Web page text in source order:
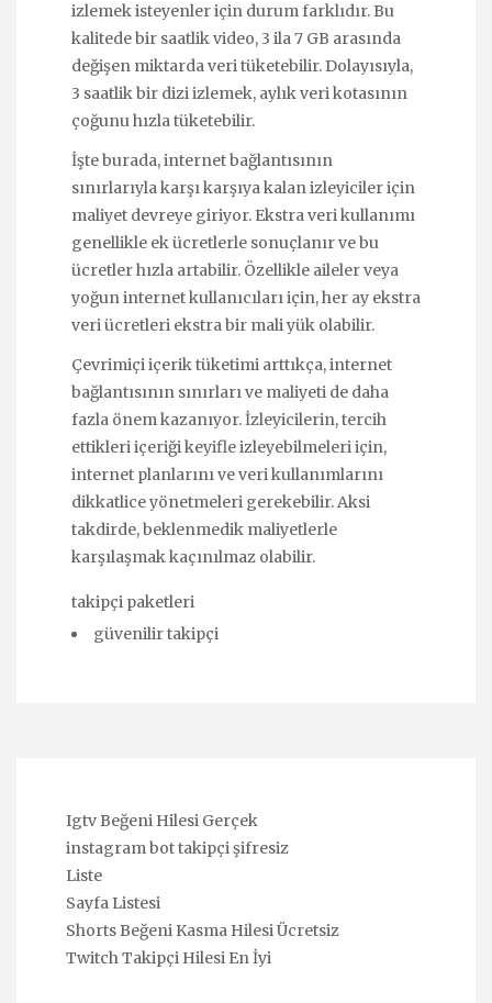
izlemek isteyenler için durum farklıdır. Bu
kalitede bir saatlik video, 3 ila 7 GB arasında
değişen miktarda veri tüketebilir. Dolayısıyla,
3 saatlik bir dizi izlemek, aylık veri kotasının
çoğunu hızla tüketebilir.
İşte burada, internet bağlantısının
sınırlarıyla karşı karşıya kalan izleyiciler için
maliyet devreye giriyor. Ekstra veri kullanımı
genellikle ek ücretlerle sonuçlanır ve bu
ücretler hızla artabilir. Özellikle aileler veya
yoğun internet kullanıcıları için, her ay ekstra
veri ücretleri ekstra bir mali yük olabilir.
Çevrimiçi içerik tüketimi arttıkça, internet
bağlantısının sınırları ve maliyeti de daha
fazla önem kazanıyor. İzleyicilerin, tercih
ettikleri içeriği keyifle izleyebilmeleri için,
internet planlarını ve veri kullanımlarını
dikkatlice yönetmeleri gerekebilir. Aksi
takdirde, beklenmedik maliyetlerle
karşılaşmak kaçınılmaz olabilir.
takipçi paketleri
güvenilir takipçi
Igtv Beğeni Hilesi Gerçek
instagram bot takipçi şifresiz
Liste
Sayfa Listesi
Shorts Beğeni Kasma Hilesi Ücretsiz
Twitch Takipçi Hilesi En İyi